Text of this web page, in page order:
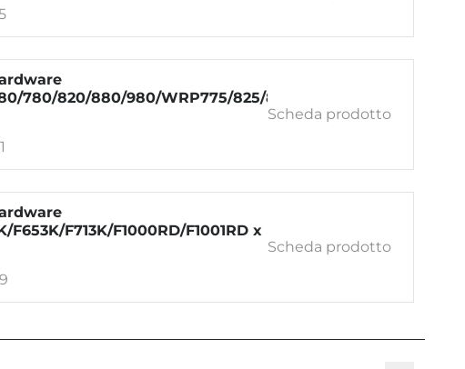
780/820/880/980/WRP775/825/875
Scheda prodotto
F653K/F713K/F1000RD/F1001RD x
Scheda prodotto